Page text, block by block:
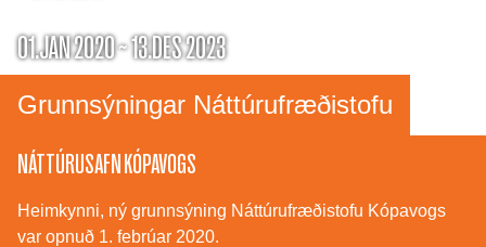
01.JAN 2020 ~ 13.DES 2023
Grunnsýningar Náttúrufræðistofu
NÁTTÚRUSAFN KÓPAVOGS
Heimkynni, ný grunnsýning Náttúrufræðistofu Kópavogs
var opnuð 1. febrúar 2020.